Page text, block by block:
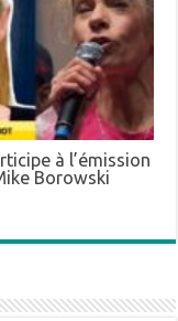
à l’émission
Borowski